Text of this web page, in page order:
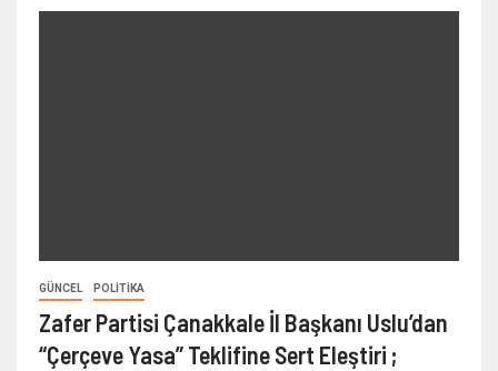
GÜNCEL POLITIKA
Zafer Partisi Çanakkale İl Başkanı Uslu’dan
“Çerçeve Yasa” Teklifine Sert Eleştiri ;